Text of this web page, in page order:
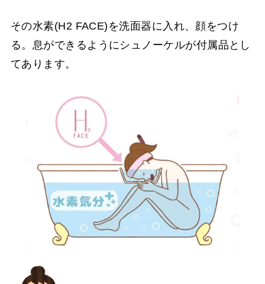
その水素(H2 FACE)を洗面器に入れ、顔をつけ
る。息ができるようにシュノーケルが付属品とし
てあります。